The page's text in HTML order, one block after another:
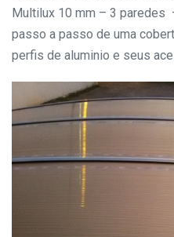
Multilux 10 mm – 3 paredes
passo a passo de uma
perfis de aluminio e seus